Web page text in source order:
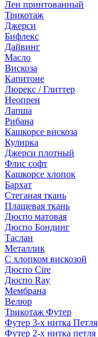
Лен принтованный
Трикотаж
Джерси
Бифлекс
Дайвинг
Масло
Вискоза
Капитоне
Люрекс / Глиттер
Неопрен
Лапша
Рибана
Кашкорсе вискоза
Кулирка
Джерси плотный
Флис софт
Кашкорсе хлопок
Бархат
Стеганая ткань
Плащевая ткань
Дюспо матовая
Дюспо Бондинг
Таслан
Металлик
С хлопком вискозой
Дюспо Cire
Дюспо Ray
Мембрана
Велюр
Трикотаж Футер
Футер 3-х нитка Петля
Футер 2-х нитка петля